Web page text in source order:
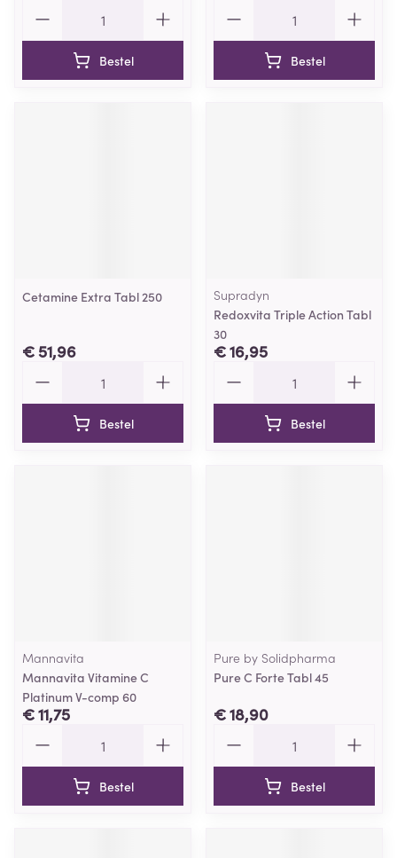
Bestel Bestel
Cetamine Extra Tabl 250
€ 51,96
Bestel
Supradyn
Redoxvita Triple Action Tabl
30
€ 16,95
Bestel
Mannavita
Mannavita Vitamine C
Platinum V-comp 60
€ 11,75
Bestel
Pure by Solidpharma
Pure C Forte Tabl 45
€ 18,90
Bestel